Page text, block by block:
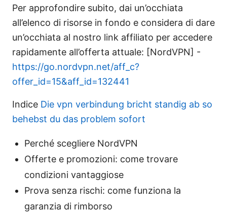
Per approfondire subito, dai un’occhiata
all’elenco di risorse in fondo e considera di dare
un’occhiata al nostro link affiliato per accedere
rapidamente all’offerta attuale: [NordVPN] -
https://go.nordvpn.net/aff_c?
offer_id=15&aff_id=132441
Indice Die vpn verbindung bricht standig ab so
behebst du das problem sofort
Perché scegliere NordVPN
Offerte e promozioni: come trovare
condizioni vantaggiose
Prova senza rischi: come funziona la
garanzia di rimborso